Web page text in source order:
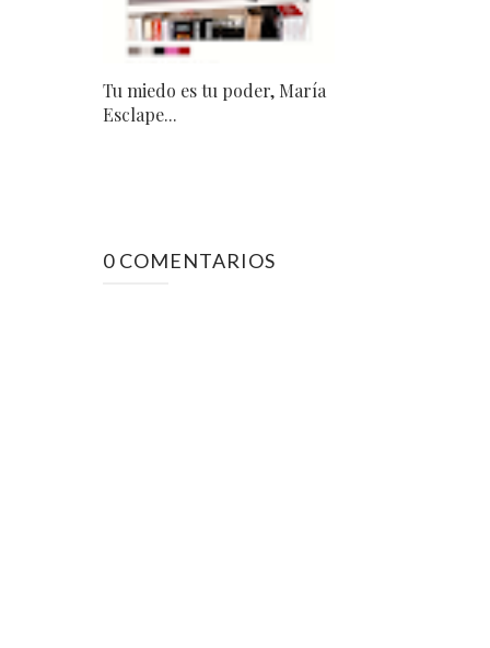
Tu miedo es tu poder, María
Esclape...
0 COMENTARIOS